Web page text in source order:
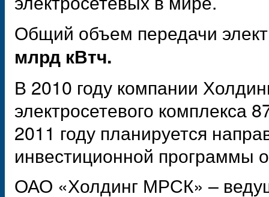
Общий объем передачи
млрд кВтч.
В 2010 году компании
электросетевого
2011 году планируется
инвестиционной программы
ОАО «Холдинг МРСК» –